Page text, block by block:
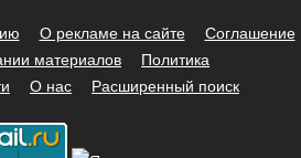
О рекламе на сайте
Соглашение
материалов
Политика
О нас Расширенный поиск